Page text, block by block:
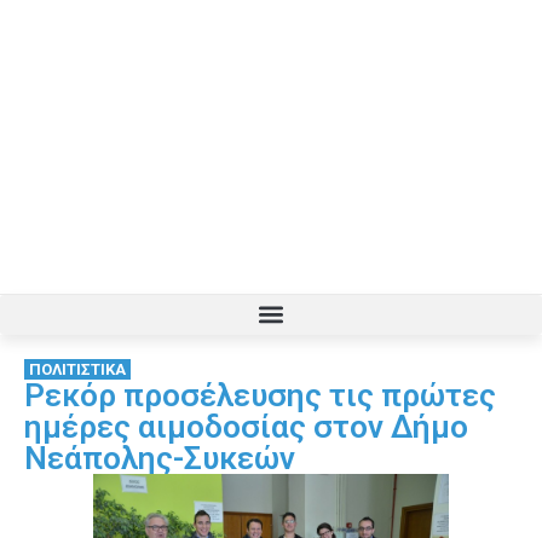
ΠΟΛΙΤΙΣΤΙΚΑ
Ρεκόρ προσέλευσης τις πρώτες
ημέρες αιμοδοσίας στον Δήμο
Νεάπολης-Συκεών